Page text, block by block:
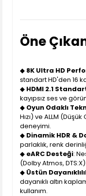
Öne
◆ 8K Ultra HD
standart HD'den 16
◆ HDMI 2.1
kayıpsız ses ve
◆ Oyun Odaklı
Hızı) ve ALLM
deneyimi.
◆ Dinamik HDR &
parlaklık, renk
◆ eARC Desteği:
(Dolby Atmos,
◆ Üstün
dayanıklı altın
kullanım.